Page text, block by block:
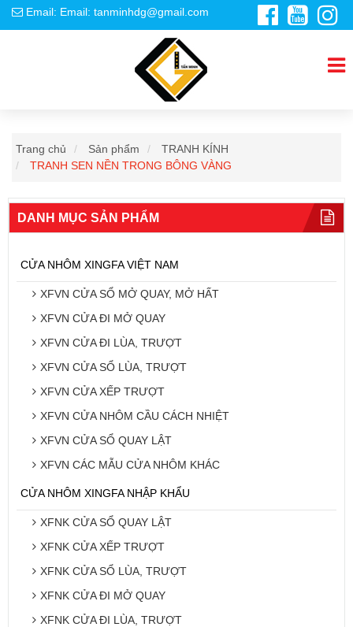
Email: Email: tanminhdg@gmail.com
Trang chủ Sản phẩm
TRANH KÍNH
TRANH SEN NỀN TRONG BÔNG VÀNG
DANH MỤC SẢN PHẨM
CỬA NHÔM XINGFA VIỆT NAM
XFVN CỬA SỔ MỞ QUAY, MỞ HẤT
XFVN CỬA ĐI MỞ QUAY
XFVN CỬA ĐI LÙA, TRƯỢT
XFVN CỬA SỔ LÙA, TRƯỢT
XFVN CỬA XẾP TRƯỢT
XFVN CỬA NHÔM CẦU CÁCH NHIỆT
XFVN CỬA SỔ QUAY LẬT
XFVN CÁC MẪU CỬA NHÔM KHÁC
CỬA NHÔM XINGFA NHẬP KHẨU
XFNK CỬA SỔ QUAY LẬT
XFNK CỬA XẾP TRƯỢT
XFNK CỬA SỔ LÙA, TRƯỢT
XFNK CỬA ĐI MỞ QUAY
XFNK CỬA ĐI LÙA, TRƯỢT